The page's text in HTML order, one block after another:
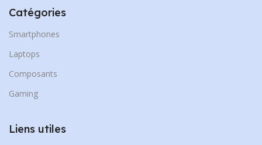
Catégories
Smartphones
Laptops
Composants
Gaming
Liens utiles